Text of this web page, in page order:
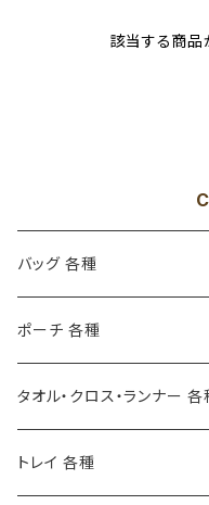
該当する商品
バッグ 各種
トートバッグ S ( 38x31cm )
トートバッグ M - AC (
トートバッグ L (
ポーチ 各種
ポーチ S ( 6x8x2.5cm )
ポーチ M ( 9.5x12x3cm )
タオル・クロス・ランナー 各
ゲストタオル
トレイ 各種